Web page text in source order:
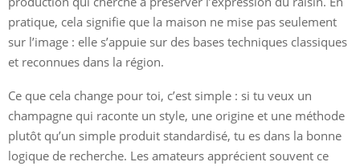
pratique, cela signifie que la maison ne mise pas seulement
sur l’image : elle s’appuie sur des bases techniques classiques
et reconnues dans la région.
Ce que cela change pour toi, c’est simple : si tu veux un
champagne qui raconte un style, une origine et une méthode
plutôt qu’un simple produit standardisé, tu es dans la bonne
logique de recherche. Les amateurs apprécient souvent ce